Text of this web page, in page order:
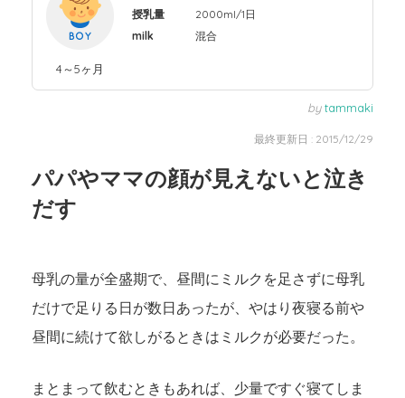
4～5ヶ月
授乳量
2000ml/1日
milk
混合
bytammaki
最終更新日 : 2015/12/29
パパやママの顔が見えないと泣き
だす
母乳の量が全盛期で、昼間にミルクを足さずに母乳
だけで足りる日が数日あったが、やはり夜寝る前や
昼間に続けて欲しがるときはミルクが必要だった。
まとまって飲むときもあれば、少量ですぐ寝てしま